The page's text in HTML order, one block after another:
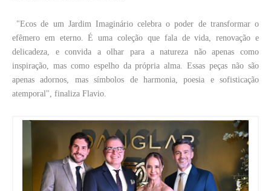
"Ecos de um Jardim Imaginário celebra o poder de transformar o
efêmero em eterno. É uma coleção que fala de vida, renovação e
delicadeza, e convida a olhar para a natureza não apenas como
inspiração, mas como espelho da própria alma. Essas peças não são
apenas adornos, mas símbolos de harmonia, poesia e sofisticação
atemporal", finaliza Flavio.